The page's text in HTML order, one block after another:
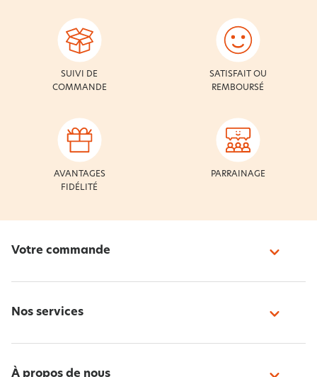
SUIVI DE
COMMANDE
SATISFAIT OU
REMBOURSÉ
AVANTAGES
FIDÉLITÉ
PARRAINAGE
Votre commande
Nos services
À propos de nous